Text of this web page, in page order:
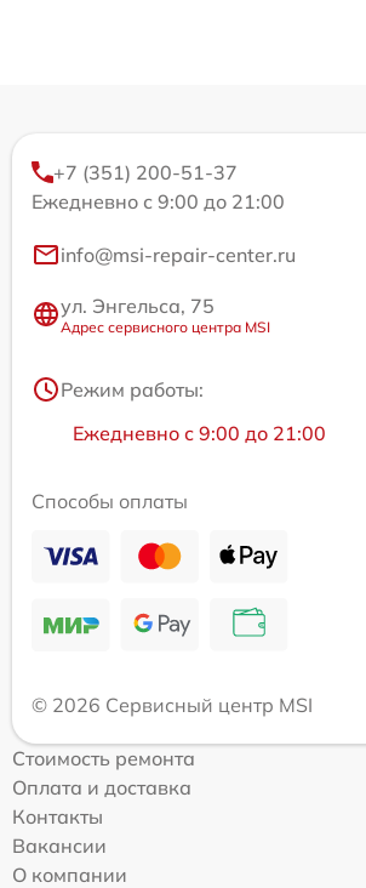
+7 (351) 200-51-37
Ежедневно с 9:00 до 21:00
info@msi-repair-center.ru
ул. Энгельса, 75
Адрес сервисного центра MSI
Режим работы:
Ежедневно с 9:00 до 21:00
Способы оплаты
© 2026 Сервисный центр MSI
Стоимость ремонта
Оплата и доставка
Контакты
Вакансии
О компании